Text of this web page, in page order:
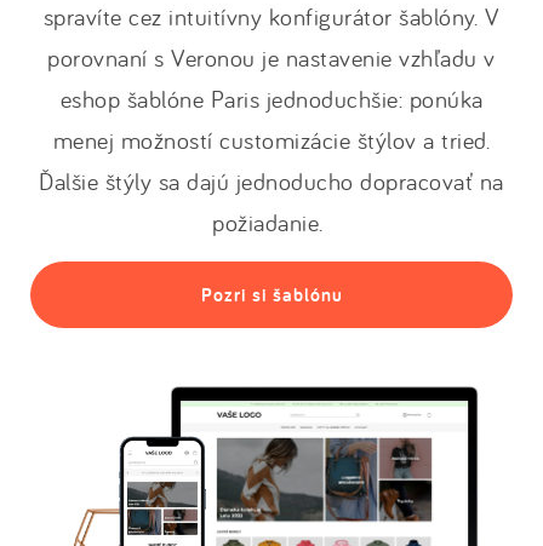
spravíte cez intuitívny konfigurátor šablóny. V
porovnaní s Veronou je nastavenie vzhľadu v
eshop šablóne Paris jednoduchšie: ponúka
menej možností customizácie štýlov a tried.
Ďalšie štýly sa dajú jednoducho dopracovať na
požiadanie.
Pozri si šablónu